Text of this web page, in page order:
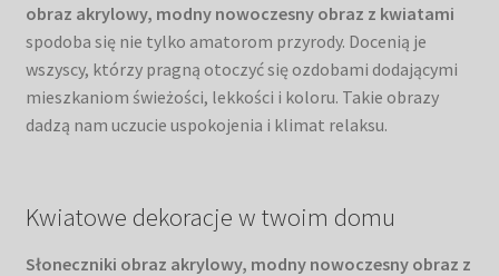
obraz akrylowy, modny nowoczesny obraz z kwiatami
spodoba się nie tylko amatorom przyrody. Docenią je
wszyscy, którzy pragną otoczyć się ozdobami dodającymi
mieszkaniom świeżości, lekkości i koloru. Takie obrazy
dadzą nam uczucie uspokojenia i klimat relaksu.
Kwiatowe dekoracje w twoim domu
Słoneczniki obraz akrylowy, modny nowoczesny obraz z